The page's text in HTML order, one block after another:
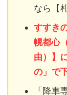
なら【
すすき
幌都心
由）】
の」で
「降車